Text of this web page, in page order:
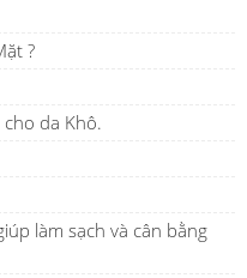
?
da Khô.
làm sạch và cân bằng